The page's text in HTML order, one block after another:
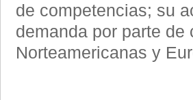
de competencias; su
demanda por parte
Norteamericanas y